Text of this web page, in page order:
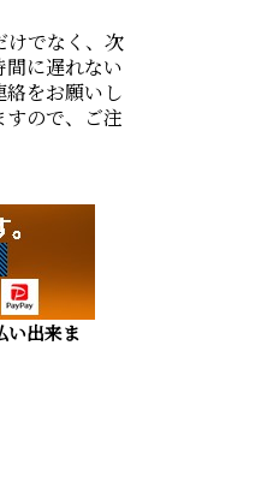
けでなく、次
に遅れない
をお願いし
ので、ご注
出来ま